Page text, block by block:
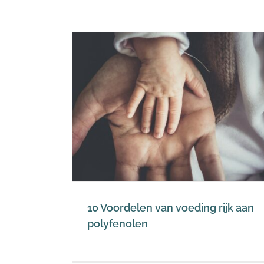
10 Voordelen van voeding rijk aan
polyfenolen